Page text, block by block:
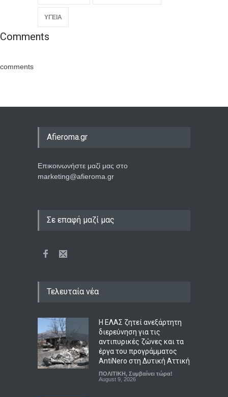
ΥΓΕΙΑ
Comments
comments
Afieroma.gr
Επικοινωνήστε μαζί μας στο
marketing@afieroma.gr
Σε επαφή μαζί μας
Τελευταία νέα
Η ΕΛΑΣ ζητεί ανεξάρτητη
διερεύνηση για τις
αντιπυρικές ζώνες και τα
έργα του προγράμματος
AntiNero στη Δυτική Αττική
ΠΟΛΙΤΙΚΗ, Συμβαίνει τώρα!
August 9, 2026